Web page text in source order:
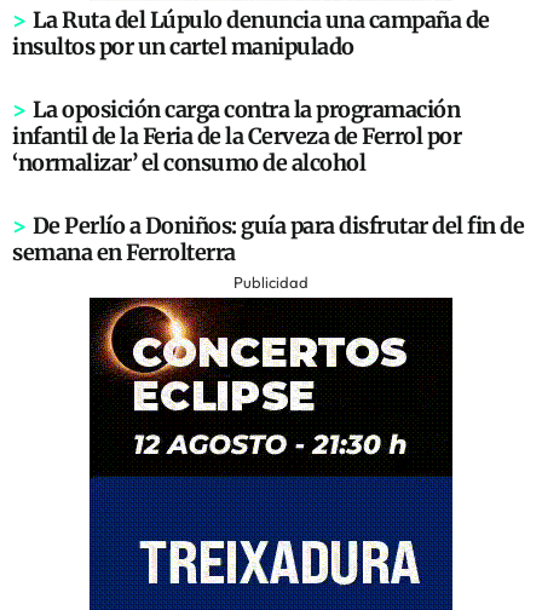
> La Ruta del Lúpulo denuncia una campaña de
insultos por un cartel manipulado
> La oposición carga contra la programación
infantil de la Feria de la Cerveza de Ferrol por
‘normalizar’ el consumo de alcohol
> De Perlío a Doniños: guía para disfrutar del fin de
semana en Ferrolterra
Publicidad